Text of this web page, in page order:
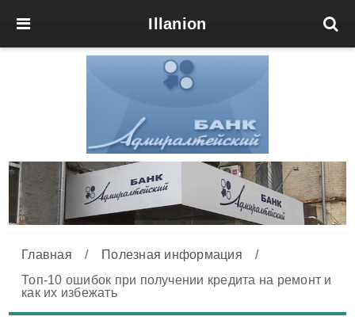
Illanion
Главная / Полезная информация
/
Топ-10 ошибок при получении кредита на ремонт и
как их избежать